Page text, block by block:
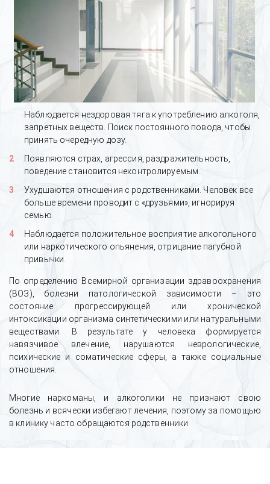
Наблюдается нездоровая тяга к употреблению алкоголя,
запретных веществ. Поиск постоянного повода, чтобы
принять очередную дозу.
Появляются страх, агрессия, раздражительность,
поведение становится неконтролируемым.
Ухудшаются отношения с родственниками. Человек все
больше времени проводит с «друзьями», игнорируя
семью.
Наблюдается положительное восприятие алкогольного
или наркотического опьянения, отрицание пагубной
привычки.
По определению Всемирной организации здравоохранения
(ВОЗ), болезни патологической зависимости – это
состояние прогрессирующей или хронической
интоксикации организма синтетическими или натуральными
веществами. В результате у человека формируется
навязчивое влечение, нарушаются неврологические,
психические и соматические сферы, а также социальные
отношения.
Многие наркоманы, и алкоголики не признают свою
болезнь и всячески избегают лечения, поэтому за помощью
в клинику часто обращаются родственники.